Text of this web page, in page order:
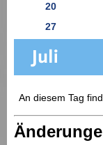
20
27
An diesem Tag